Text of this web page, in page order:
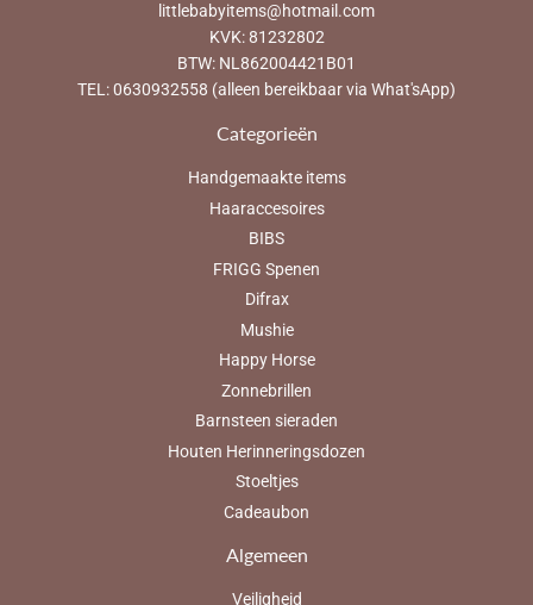
littlebabyitems@hotmail.com
KVK: 81232802
BTW: NL862004421B01
TEL: 0630932558 (alleen bereikbaar via What'sApp)
Categorieën
Handgemaakte items
Haaraccesoires
BIBS
FRIGG Spenen
Difrax
Mushie
Happy Horse
Zonnebrillen
Barnsteen sieraden
Houten Herinneringsdozen
Stoeltjes
Cadeaubon
Algemeen
Veiligheid